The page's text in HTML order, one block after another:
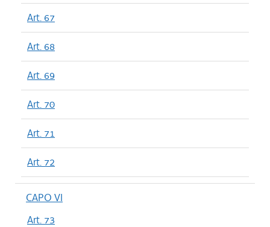
Art. 67
Art. 68
Art. 69
Art. 70
Art. 71
Art. 72
CAPO VI
Art. 73